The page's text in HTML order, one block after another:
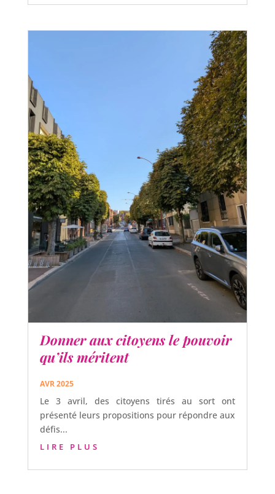
Donner aux citoyens le pouvoir
qu’ils méritent
AVR 2025
Le 3 avril, des citoyens tirés au sort ont
présenté leurs propositions pour répondre aux
défis...
LIRE PLUS